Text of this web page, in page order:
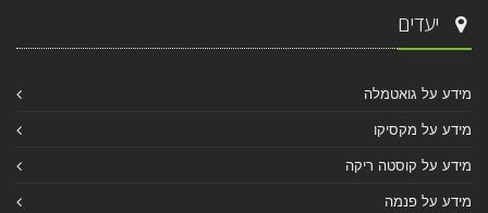
יעדים
מידע על גואטמלה
מידע על מקסיקו
מידע על קוסטה ריקה
מידע על פנמה